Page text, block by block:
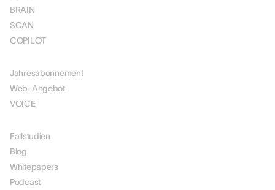
BRAIN
SCAN
COPILOT
Jahresabonnement
Web-Angebot
VOICE
Fallstudien
Blog
Whitepapers
Podcast